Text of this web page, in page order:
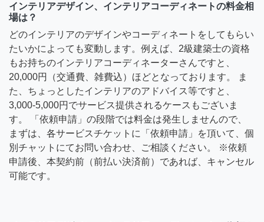
インテリアデザイン、インテリアコーディネートの料金相
場は？
どのインテリアのデザインやコーディネートをしてもらい
たいかによっても変動します。例えば、2級建築士の資格
もお持ちのインテリアコーディネーターさんですと、
20,000円（交通費、雑費込）ほどとなっております。 ま
た、ちょっとしたインテリアのアドバイス等ですと、
3,000-5,000円でサービス提供されるケースもございま
す。 「依頼申請」の段階では料金は発生しませんので、
まずは、各サービスチケットに「依頼申請」を頂いて、個
別チャットにてお問い合わせ、ご相談ください。 ※依頼
申請後、本契約前（前払い決済前）であれば、キャンセル
可能です。